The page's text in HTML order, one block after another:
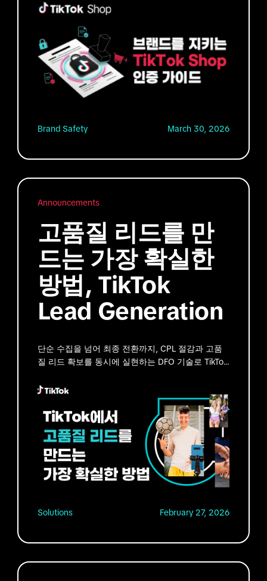
Brand Safety March 30, 2026
Announcements
고품질 리드를 만
드는 가장 확실한
방법, TikTok
Lead Generation
단순 수집을 넘어 최종 전환까지, CPL 절감과 고품
질 리드 확보를 동시에 실현하는 DFO 기술로 TikTok
Solutions February 27, 2026